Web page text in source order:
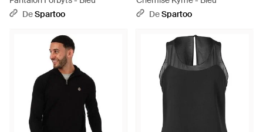
DeSpartoo
DeSpartoo